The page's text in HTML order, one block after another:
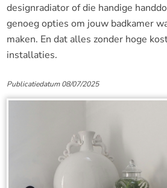
designradiator of die handige
genoeg opties om jouw badkamer
maken. En dat alles zonder hoge
installaties.
Publicatiedatum 08/07/2025